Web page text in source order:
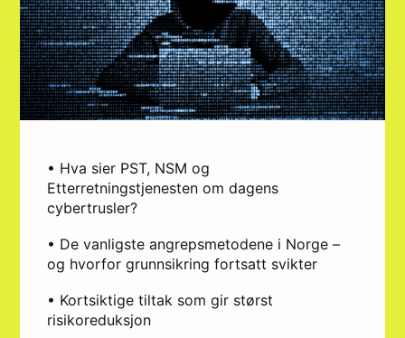
• Hva sier PST, NSM og
Etterretningstjenesten om dagens
cybertrusler?
• De vanligste angrepsmetodene i Norge –
og hvorfor grunnsikring fortsatt svikter
• Kortsiktige tiltak som gir størst
risikoreduksjon